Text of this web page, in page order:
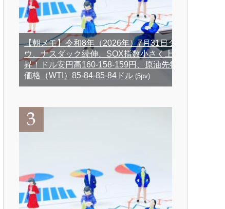
【朝メモ】令和8年（2026年）7月31日ダ
ウ、ナスダック続伸、SOX指数小さく上
昇！ドル安円高160-158-159円、原油先物
価格（WTI）85-84-85-84ドル (5pv)